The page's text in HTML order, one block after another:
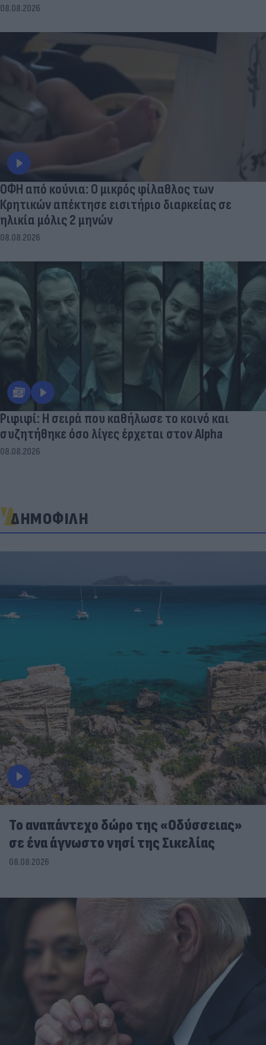
08.08.2026
ΟΦΗ από κούνια: Ο μικρός φίλαθλος των
Κρητικών απέκτησε εισιτήριο διαρκείας σε
ηλικία μόλις 2 μηνών
08.08.2026
Ριφιφί: Η σειρά που καθήλωσε το κοινό και
συζητήθηκε όσο λίγες έρχεται στον Alpha
08.08.2026
ΔΗΜΟΦΙΛΗ
To αναπάντεχο δώρο της «Οδύσσειας»
σε ένα άγνωστο νησί της Σικελίας
08.08.2026